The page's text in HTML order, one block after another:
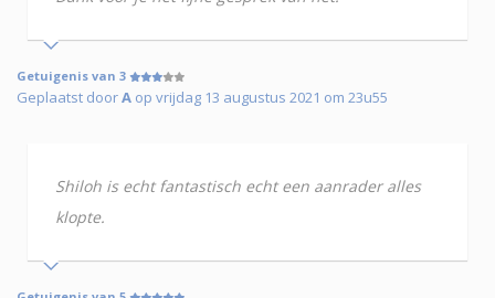
Getuigenis van 3
Geplaatst doorA op vrijdag 13 augustus 2021 om 23u55
Shiloh is echt fantastisch echt een aanrader alles
klopte.